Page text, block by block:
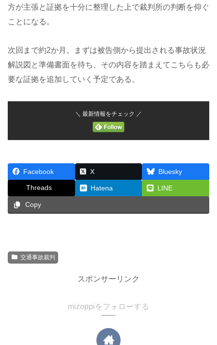
方が主張と証拠を十分に整理した上で裁判所の判断を仰ぐ
ことになる。
次回まで約2か月。まずは被告側から提出される事故状況
解説図と準備書面を待ち、その内容を踏まえてこちらも必
要な証拠を追加していく予定である。
＼ 最新情報をチェック ／
Facebook X Bluesky
Threads Hatena LINE
Copy
交通事故裁判
スポンサーリンク
mizoppiをフォローする